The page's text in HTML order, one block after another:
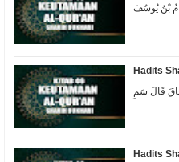
Hadits
Hadits